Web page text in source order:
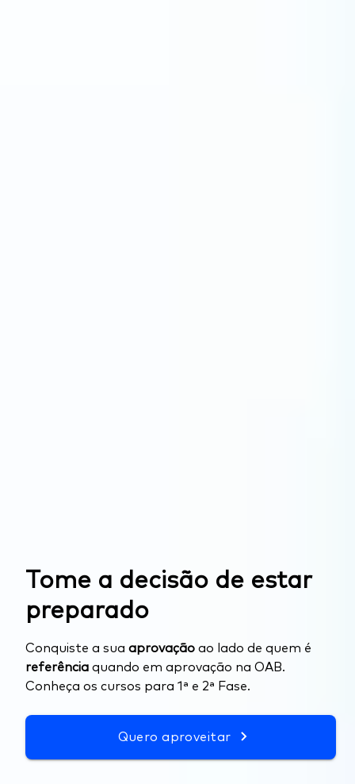
Tome a decisão de estar
preparado
Conquiste a sua aprovação ao lado de quem é
referência quando em aprovação na OAB.
Conheça os cursos para 1ª e 2ª Fase.
Quero aproveitar